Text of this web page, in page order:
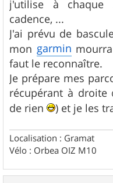
j'utilise à
cadence, ...
J'ai prévu de
mon garmin
faut le reconnaître.
Je prépare mes
récupérant à droite
de rien
) et je les
Localisation : Gramat
Vélo : Orbea OIZ M10